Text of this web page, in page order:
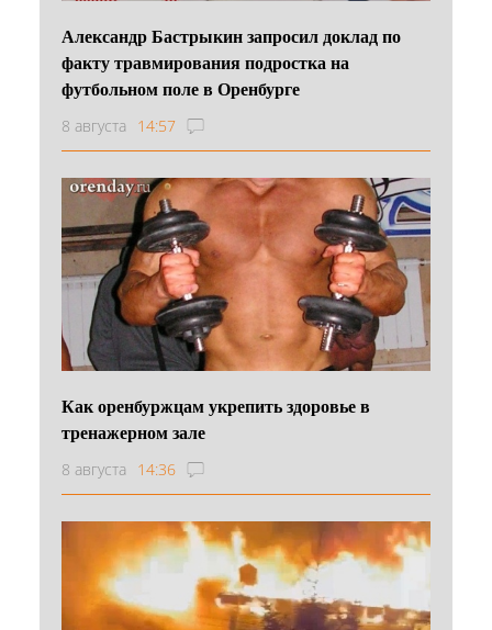
Александр Бастрыкин запросил доклад по
факту травмирования подростка на
футбольном поле в Оренбурге
8 августа 14:57
Как оренбуржцам укрепить здоровье в
тренажерном зале
8 августа 14:36